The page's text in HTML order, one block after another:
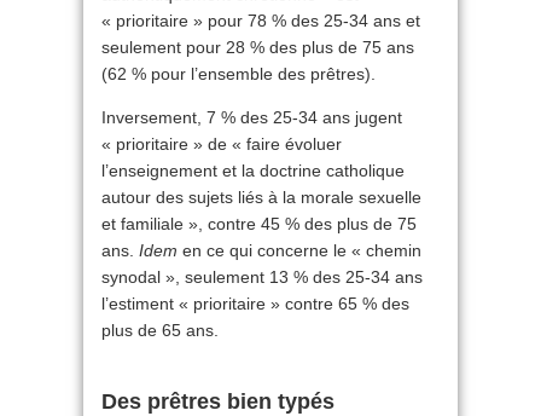
« prioritaire » pour 78 % des 25-34 ans et
seulement pour 28 % des plus de 75 ans
(62 % pour l’ensemble des prêtres).
Inversement, 7 % des 25-34 ans jugent
« prioritaire » de « faire évoluer
l’enseignement et la doctrine catholique
autour des sujets liés à la morale sexuelle
et familiale », contre 45 % des plus de 75
ans. Idem en ce qui concerne le « chemin
synodal », seulement 13 % des 25-34 ans
l’estiment « prioritaire » contre 65 % des
plus de 65 ans.
Des prêtres bien typés